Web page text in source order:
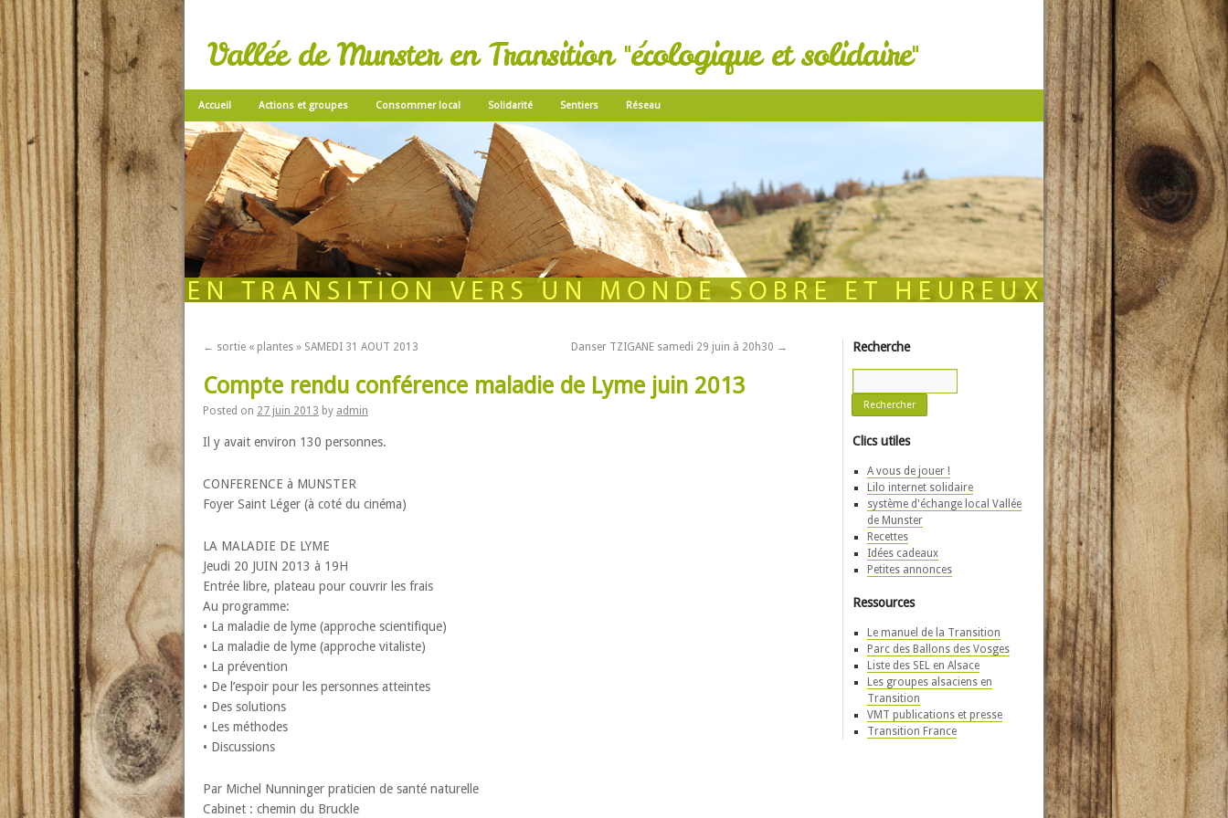
Vallée de Munster en Transition "écologique et solidaire"
Accueil Actions et groupes Consommer local Solidarité Sentiers Réseau
← sortie « plantes » SAMEDI 31 AOUT 2013 Danser TZIGANE samedi 29 juin à 20h30 →
Compte rendu conférence maladie de Lyme juin 2013
Posted on 27 juin 2013 by admin
Il y avait environ 130 personnes.
CONFERENCE à MUNSTER
Foyer Saint Léger (à coté du cinéma)
LA MALADIE DE LYME
Jeudi 20 JUIN 2013 à 19H
Entrée libre, plateau pour couvrir les frais
Au programme:
• La maladie de lyme (approche scientifique)
• La maladie de lyme (approche vitaliste)
• La prévention
• De l’espoir pour les personnes atteintes
• Des solutions
• Les méthodes
• Discussions
Par Michel Nunninger praticien de santé naturelle
Cabinet : chemin du Bruckle
Recherche
Clics utiles
A vous de jouer !
Lilo internet solidaire
système d'échange local Vallée
de Munster
Recettes
Idées cadeaux
Petites annonces
Ressources
Le manuel de la Transition
Parc des Ballons des Vosges
Liste des SEL en Alsace
Les groupes alsaciens en
Transition
VMT publications et presse
Transition France